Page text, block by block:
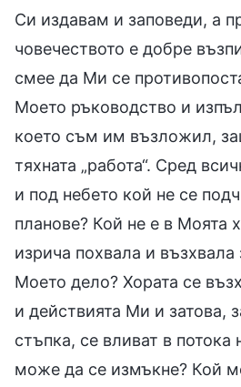
Си издавам и заповеди, а
човечеството е добре
смее да Ми се
Моето ръководство и
което съм им възложил,
тяхната „работа“. Сред
и под небето кой не се
планове? Кой не е в Моята
изрича похвала и
Моето дело? Хората се
и действията Ми и затова,
стъпка, се вливат в
може да се измъкне? Кой